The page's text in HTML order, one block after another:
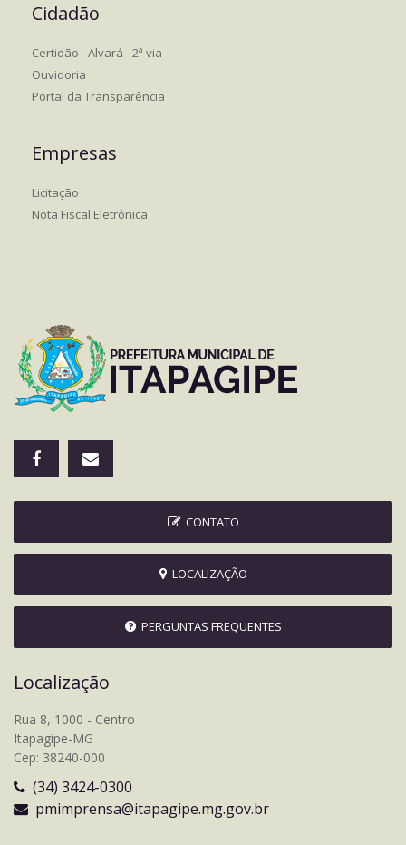
Cidadão
Certidão - Alvará - 2ª via
Ouvidoria
Portal da Transparência
Empresas
Licitação
Nota Fiscal Eletrônica
CONTATO
LOCALIZAÇÃO
PERGUNTAS FREQUENTES
Localização
Rua 8, 1000 - Centro
Itapagipe-MG
Cep: 38240-000
(34) 3424-0300
pmimprensa@itapagipe.mg.gov.br